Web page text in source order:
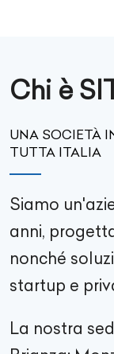
Chi è
UNA SOCIETÀ
TUTTA ITALIA
Siamo
anni,
nonché
startup e
La nostra